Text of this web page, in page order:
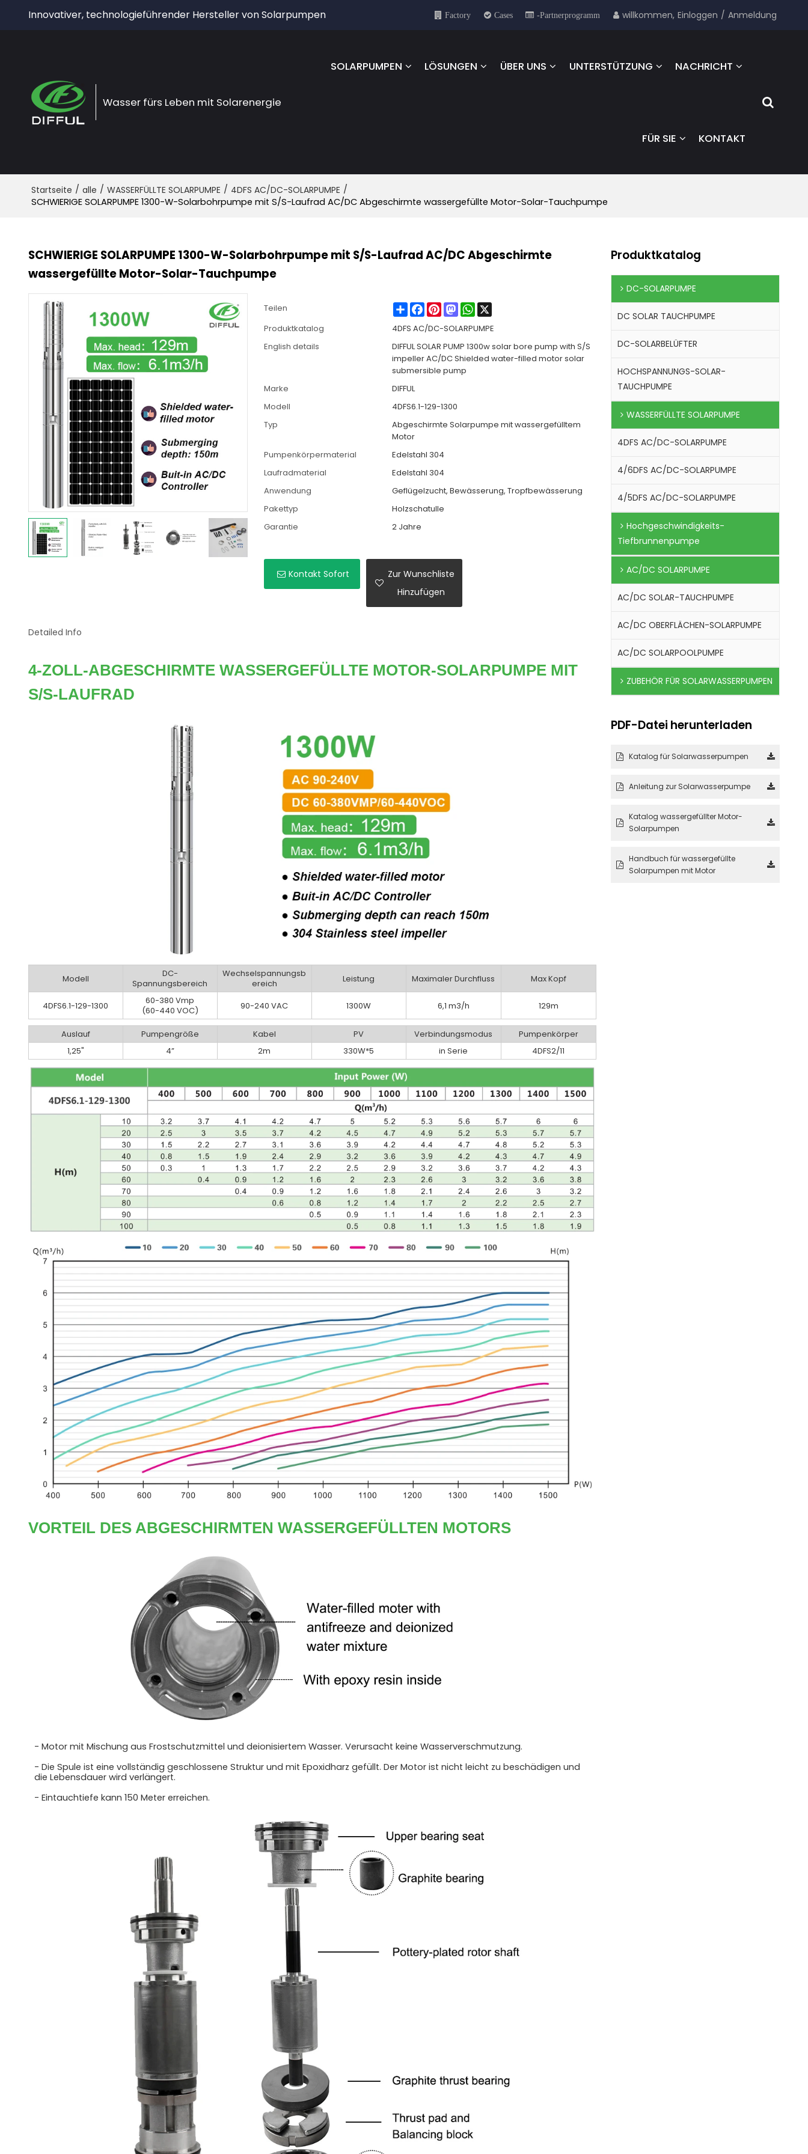
Innovativer, technologieführender Hersteller von Solarpumpen Factory Cases -Partnerprogramm willkommen, Einloggen / Anmeldung
Wasser fürs Leben mit Solarenergie
SOLARPUMPEN LÖSUNGEN ÜBER UNS UNTERSTÜTZUNG NACHRICHT
FÜR SIE KONTAKT
Startseite / alle / WASSERFÜLLTE SOLARPUMPE / 4DFS AC/DC-SOLARPUMPE /
SCHWIERIGE SOLARPUMPE 1300-W-Solarbohrpumpe mit S/S-Laufrad AC/DC Abgeschirmte wassergefüllte Motor-Solar-Tauchpumpe
SCHWIERIGE SOLARPUMPE 1300-W-Solarbohrpumpe mit S/S-Laufrad AC/DC Abgeschirmte
wassergefüllte Motor-Solar-Tauchpumpe
Teilen ShareFacebook
PinterestMastodonWhatsApp
Produktkatalog
4DFS AC/DC-SOLARPUMPE
English details
DIFFUL SOLAR PUMP 1300w solar bore pump with S/S
impeller AC/DC Shielded water-filled motor solar
submersible pump
Marke
DIFFUL
Modell
4DFS6.1-129-1300
Typ
Abgeschirmte Solarpumpe mit wassergefülltem
Motor
Pumpenkörpermaterial
Edelstahl 304
Laufradmaterial
Edelstahl 304
Anwendung
Geflügelzucht, Bewässerung, Tropfbewässerung
Pakettyp
Holzschatulle
Garantie
2 Jahre
Kontakt Sofort
Zur Wunschliste
Hinzufügen
Detailed Info
4-ZOLL-ABGESCHIRMTE WASSERGEFÜLLTE MOTOR-SOLARPUMPE MIT
S/S-LAUFRAD
Modell
DC-
Spannungsbereich
Wechselspannungsb
ereich
Leistung Maximaler Durchfluss Max Kopf
4DFS6.1-129-1300
60-380 Vmp
(60-440 VOC)
90-240 VAC 1300W 6,1 m3/h 129m
Auslauf Pumpengröße Kabel PV Verbindungsmodus
Pumpenkörper
1,25"
4” 2m 330W*5 in Serie 4DFS2/11
VORTEIL DES ABGESCHIRMTEN WASSERGEFÜLLTEN MOTORS
- Motor mit Mischung aus Frostschutzmittel und deionisiertem Wasser. Verursacht keine Wasserverschmutzung.
- Die Spule ist eine vollständig geschlossene Struktur und mit Epoxidharz gefüllt. Der Motor ist nicht leicht zu beschädigen und
die Lebensdauer wird verlängert.
- Eintauchtiefe kann 150 Meter erreichen.
Produktkatalog
DC-SOLARPUMPE
DC SOLAR TAUCHPUMPE
DC-SOLARBELÜFTER
HOCHSPANNUNGS-SOLAR-
TAUCHPUMPE
WASSERFÜLLTE SOLARPUMPE
4DFS AC/DC-SOLARPUMPE
4/6DFS AC/DC-SOLARPUMPE
4/5DFS AC/DC-SOLARPUMPE
Hochgeschwindigkeits-
Tiefbrunnenpumpe
AC/DC SOLARPUMPE
AC/DC SOLAR-TAUCHPUMPE
AC/DC OBERFLÄCHEN-SOLARPUMPE
AC/DC SOLARPOOLPUMPE
ZUBEHÖR FÜR SOLARWASSERPUMPEN
PDF-Datei herunterladen
Katalog für Solarwasserpumpen
Anleitung zur Solarwasserpumpe
Katalog wassergefüllter Motor-
Solarpumpen
Handbuch für wassergefüllte
Solarpumpen mit Motor